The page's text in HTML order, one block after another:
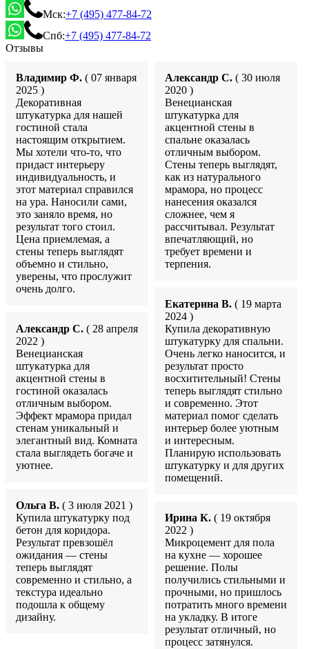
Мск:+7 (495) 477-84-72
Спб:+7 (495) 477-84-72
Отзывы
Владимир Ф. ( 07 января
2025 )
Декоративная
штукатурка для нашей
гостиной стала
настоящим открытием.
Мы хотели что-то, что
придаст интерьеру
индивидуальность, и
этот материал справился
на ура. Наносили сами,
это заняло время, но
результат того стоил.
Цена приемлемая, а
стены теперь выглядят
объемно и стильно,
уверены, что прослужит
очень долго.
Александр С. ( 28 апреля
2022 )
Венецианская
штукатурка для
акцентной стены в
гостиной оказалась
отличным выбором.
Эффект мрамора придал
стенам уникальный и
элегантный вид. Комната
стала выглядеть богаче и
уютнее.
Ольга В. ( 3 июля 2021 )
Купила штукатурку под
бетон для коридора.
Результат превзошёл
ожидания — стены
теперь выглядят
современно и стильно, а
текстура идеально
подошла к общему
дизайну.
Александр С. ( 30 июля
2020 )
Венецианская
штукатурка для
акцентной стены в
спальне оказалась
отличным выбором.
Стены теперь выглядят,
как из натурального
мрамора, но процесс
нанесения оказался
сложнее, чем я
рассчитывал. Результат
впечатляющий, но
требует времени и
терпения.
Екатерина В. ( 19 марта
2024 )
Купила декоративную
штукатурку для спальни.
Очень легко наносится, и
результат просто
восхитительный! Стены
теперь выглядят стильно
и современно. Этот
материал помог сделать
интерьер более уютным
и интересным.
Планирую использовать
штукатурку и для других
помещений.
Ирина К. ( 19 октября
2022 )
Микроцемент для пола
на кухне — хорошее
решение. Полы
получились стильными и
прочными, но пришлось
потратить много времени
на укладку. В итоге
результат отличный, но
процесс затянулся.